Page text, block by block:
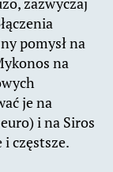
pomysł na
na
je na
i na Siros
i częstsze.